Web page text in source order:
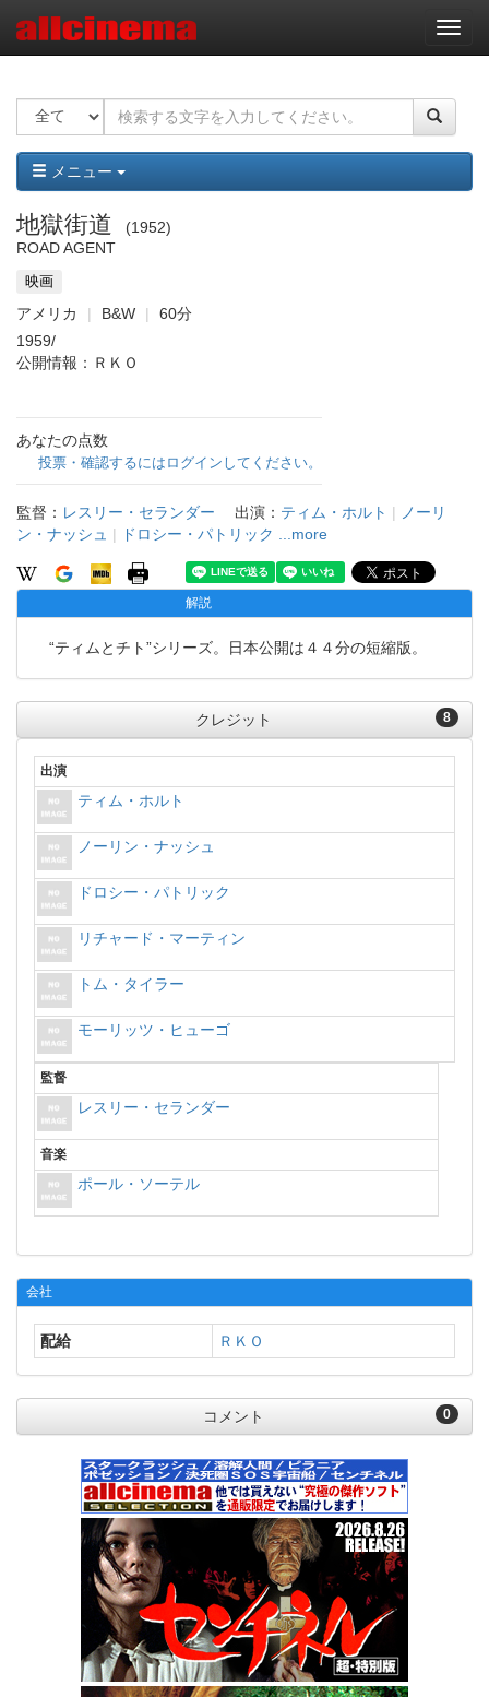
ナ
ビ
ー
ョ
ン
メニュー
地獄街道
1952
ROAD AGENT
映画
アメリカ B&W
60分
1959/
公開情報：ＲＫＯ
あなたの点数
投票・確認するにはログインしてください。
監督： レスリー・セランダー 出演： ティム・ホルト |
ノーリ
ン・ナッシュ | ドロシー・パトリック ...more
解説
“ティムとチト”シリーズ。日本公開は４４分の短縮版。
8
クレジット
出演
ティム・ホルト
ノーリン・ナッシュ
ドロシー・パトリック
リチャード・マーティン
トム・タイラー
モーリッツ・ヒューゴ
監督
レスリー・セランダー
音楽
ポール・ソーテル
会社
配給 ＲＫＯ
0
コメント